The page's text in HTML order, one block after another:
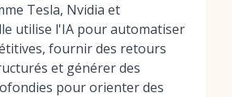
Tesla, Nvidia et
utilise l'IA pour automatiser
fournir des retours
et générer des
pour orienter des